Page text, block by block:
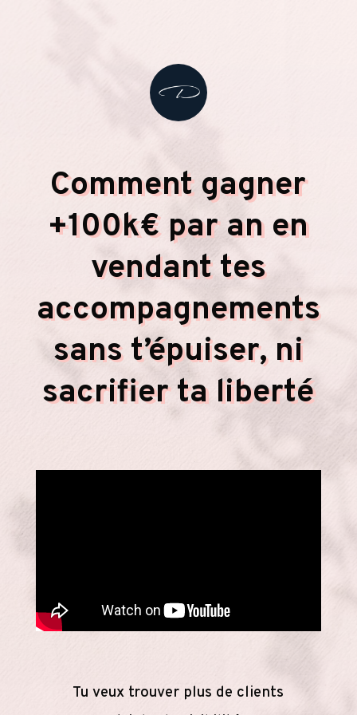
Comment gagner
+100k€ par an en
vendant tes
accompagnements
sans t’épuiser, ni
sacrifier ta liberté
Tu veux trouver plus de clients